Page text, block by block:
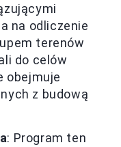
na odliczenie
terenów
do celów
obejmuje
z budową
: Program ten